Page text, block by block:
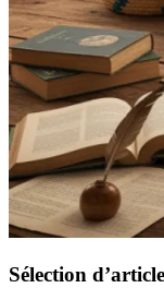
Sélection